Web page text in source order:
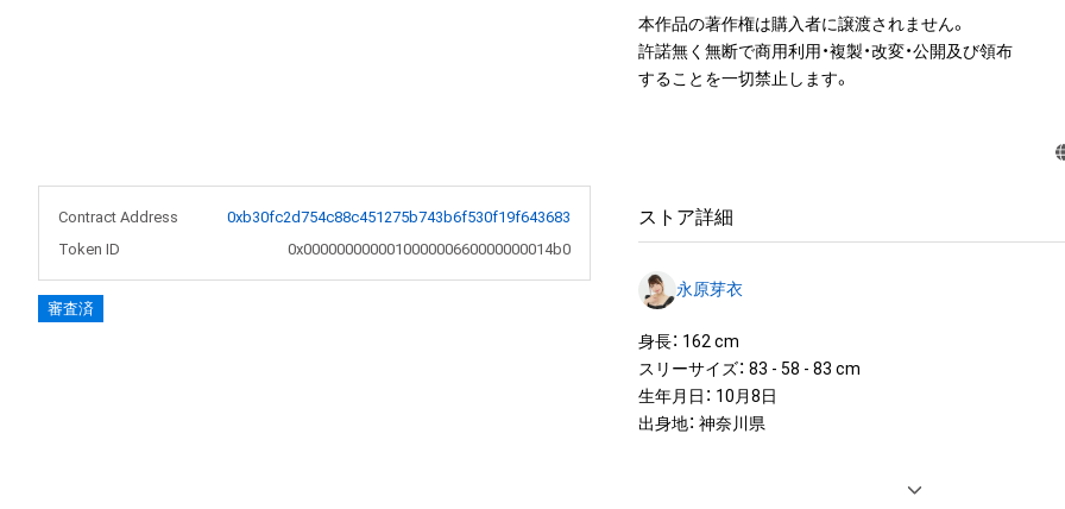
Contract Address
0xb30fc2d754c88c451275b743b6f530f19f643683
Token ID
0x000000000001000000660000000014b0
審査済
本作品の著作権は購入者に譲渡されません。
許諾無く無断で商用利用・複製・改変・公開及び領布
することを一切禁止します。
ストア詳細
永原芽衣
身長： 162 cm
スリーサイズ： 83 - 58 - 83 cm
生年月日： 10月8日
出身地： 神奈川県